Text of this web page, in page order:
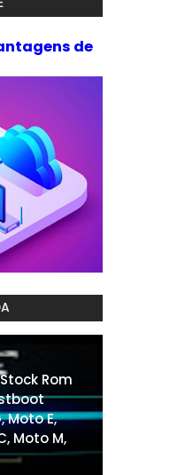
de
Rom
Moto E,
Moto M,